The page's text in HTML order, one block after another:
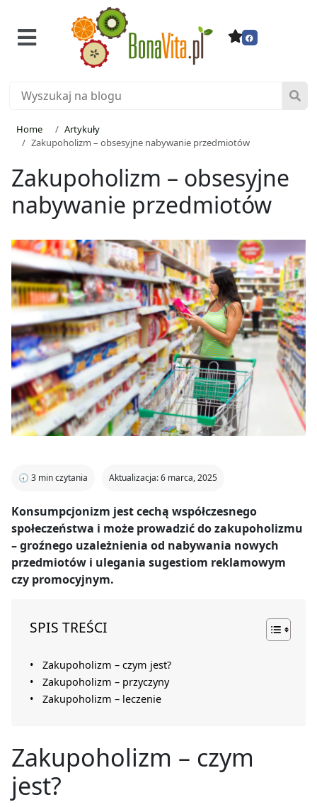
Home
Artykuły
Zakupoholizm – obsesyjne nabywanie przedmiotów
Zakupoholizm – obsesyjne
nabywanie przedmiotów
🕣 3 min czytania Aktualizacja: 6 marca, 2025
Konsumpcjonizm jest cechą współczesnego
społeczeństwa i może prowadzić do zakupoholizmu
– groźnego uzależnienia od nabywania nowych
przedmiotów i ulegania sugestiom reklamowym
czy promocyjnym.
SPIS TREŚCI
Zakupoholizm – czym jest?
Zakupoholizm – przyczyny
Zakupoholizm – leczenie
Zakupoholizm – czym
jest?